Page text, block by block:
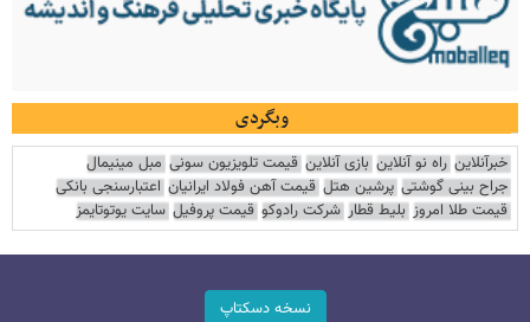
وبگردی
خبرآنلاین راه نو آنلاین بازی آنلاین قیمت تلویزیون سونی مبل مینیمال
جراح بینی گوشتی پرشین هتل قیمت آهن فولاد ایرانیان اعتبارسنجی بانکی
قیمت طلا امروز بلیط قطار شرکت رادوکو قیمت پروفیل سایت یوتوتایمز
نسخه دسکتاپ